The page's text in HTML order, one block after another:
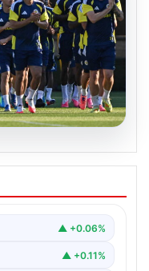
▲ +0.06%
▲ +0.11%